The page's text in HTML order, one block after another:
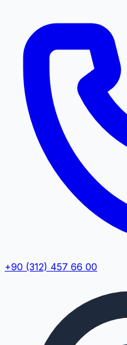
+90 (312) 457 66 00